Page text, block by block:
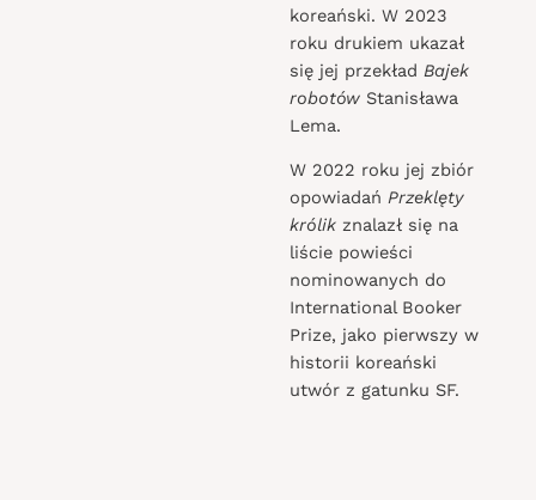
koreański. W 2023
roku drukiem ukazał
się jej przekład Bajek
robotów Stanisława
Lema.
W 2022 roku jej zbiór
opowiadańPrzeklęty
królik znalazł się na
liście powieści
nominowanych do
International Booker
Prize, jako pierwszy w
historii koreański
utwór z gatunku SF.